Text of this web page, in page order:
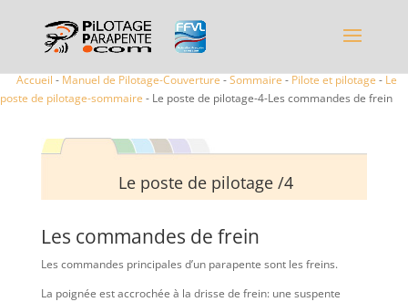
Accueil - Manuel de Pilotage-Couverture -Sommaire - Pilote et pilotage - Le
poste de pilotage-sommaire - Le poste de pilotage-4-Les commandes de frein
Le poste de pilotage /4
Les commandes de frein
Les commandes principales d’un parapente sont les freins.
La poignée est accrochée à la drisse de frein: une suspente